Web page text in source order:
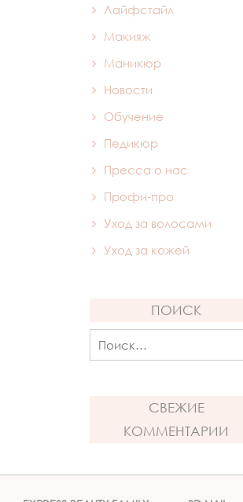
Лайфстайл
Макияж
Маникюр
Новости
Обучение
Педикюр
Пресса о нас
Профи-про
Уход за волосами
Уход за кожей
ПОИСК
Найти:
СВЕЖИЕ
КОММЕНТАРИИ